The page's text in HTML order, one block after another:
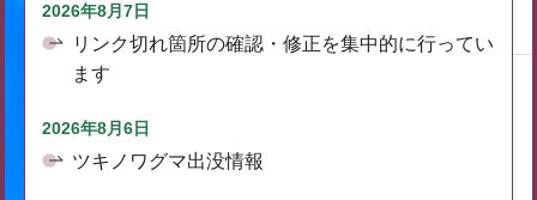
2026年8月7日
リンク切れ箇所の確認・修正を集中的に行ってい
ます
2026年8月6日
ツキノワグマ出没情報